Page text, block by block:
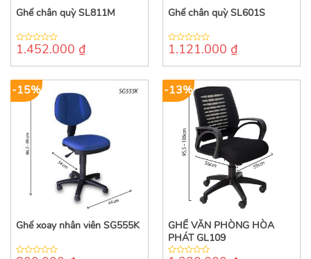
Ghế chân quỳ SL811M
0
of
1.452.000 ₫
Ghế chân quỳ SL601S
0
of
1.121.000 ₫
-15%
Ghế xoay nhân viên SG555K
-13%
GHẾ VĂN PHÒNG HÒA
PHÁT GL109